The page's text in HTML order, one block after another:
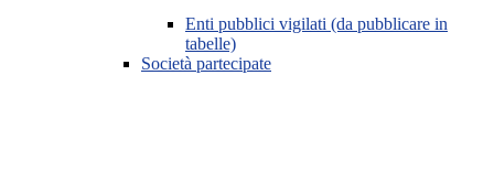
Enti pubblici vigilati (da pubblicare in
tabelle)
Società partecipate